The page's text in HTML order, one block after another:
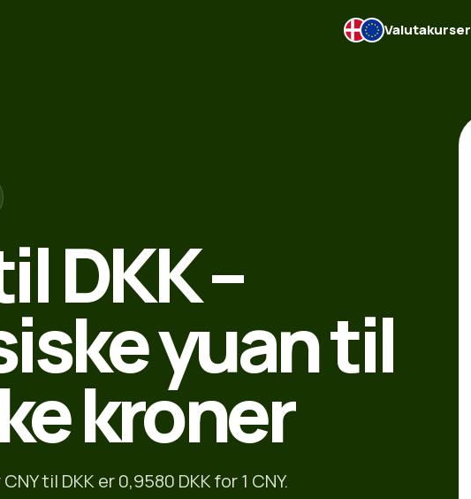
Valutakurser
DKK –
yuan til
kroner
til DKK er 0,9580 DKK for 1 CNY.